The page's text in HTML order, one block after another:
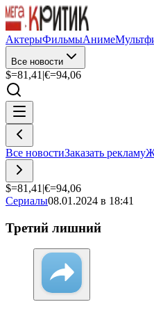
АктерыФильмыАниме
Все новости
$=81,41 |€=94,06
Все новостиЗаказать рекламу
$=81,41 |€=94,06
Сериалы08.01.2024 в 18:41
Третий лишний